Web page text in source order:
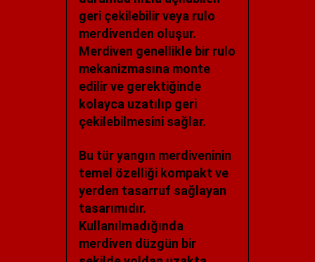
geri çekilebilir veya rulo
merdivenden oluşur.
Merdiven genellikle bir rulo
mekanizmasına monte
edilir ve gerektiğinde
kolayca uzatılıp geri
çekilebilmesini sağlar.
Bu tür yangın merdiveninin
temel özelliği kompakt ve
yerden tasarruf sağlayan
tasarımıdır.
Kullanılmadığında
merdiven düzgün bir